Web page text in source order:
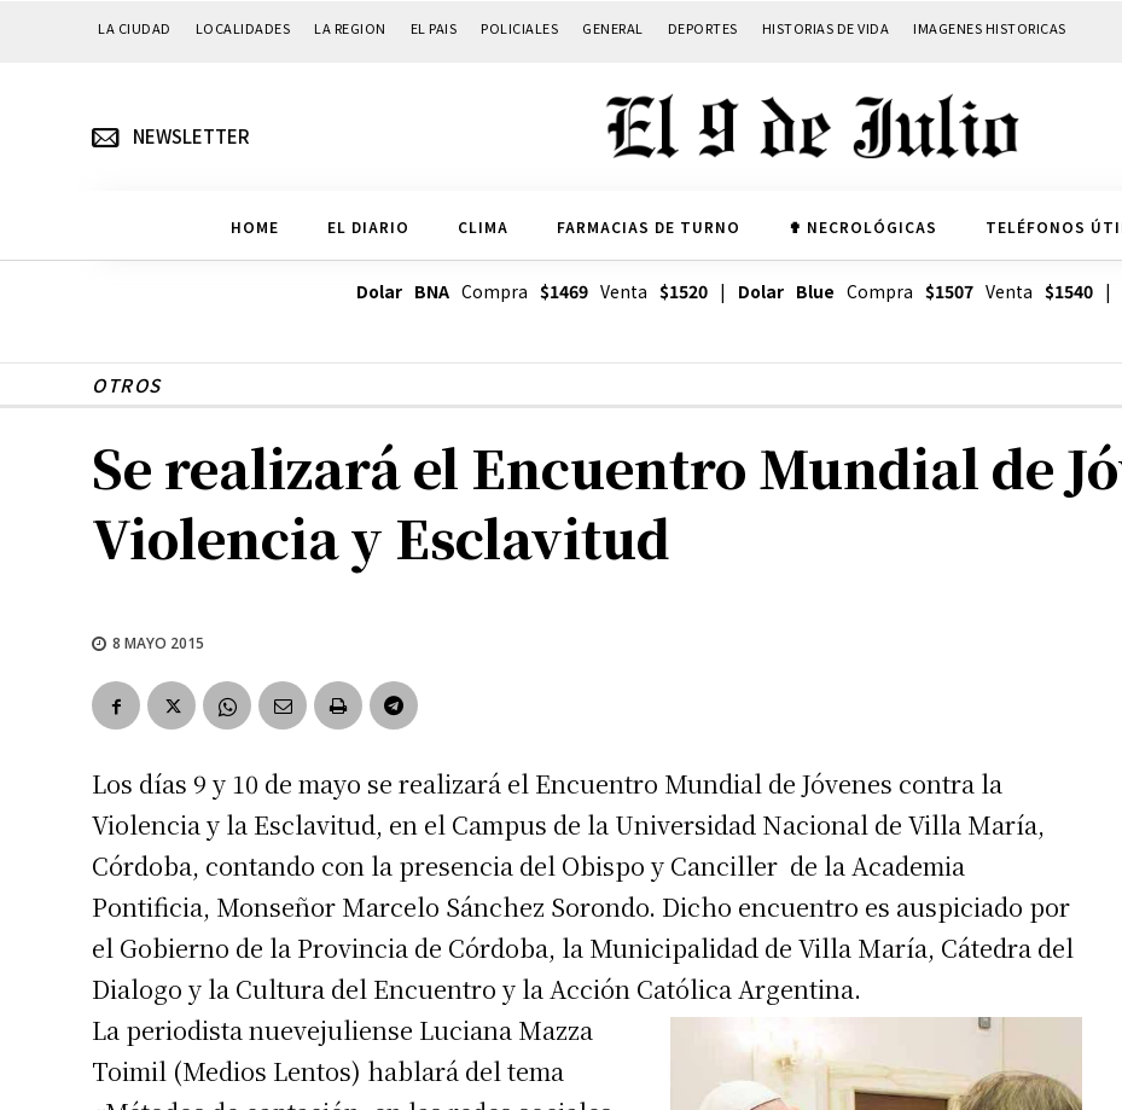
LA CIUDAD LOCALIDADES LA REGION EL PAIS POLICIALES GENERAL DEPORTES HISTORIAS DE VIDA IMAGENES HISTORICAS
NEWSLETTER
HOME EL DIARIO CLIMA FARMACIAS DE TURNO ✟ NECROLÓGICAS TELÉFONOS
Dolar BNACompra $1469Venta $1520| Dolar Blue Compra $1507Venta $1540|
OTROS
Se realizará el Encuentro Mundial de
Violencia y Esclavitud
8 MAYO 2015
Los días 9 y 10 de mayo se realizará el Encuentro Mundial de Jóvenes contra la
Violencia y la Esclavitud, en el Campus de la Universidad Nacional de Villa María,
Córdoba, contando con la presencia del Obispo y Canciller de la Academia
Pontificia, Monseñor Marcelo Sánchez Sorondo. Dicho encuentro es auspiciado por
el Gobierno de la Provincia de Córdoba, la Municipalidad de Villa María, Cátedra del
Dialogo y la Cultura del Encuentro y la Acción Católica Argentina.
La periodista nuevejuliense Luciana Mazza
Toimil (Medios Lentos) hablará del tema